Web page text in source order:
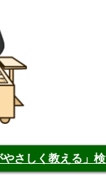
さしく教える」